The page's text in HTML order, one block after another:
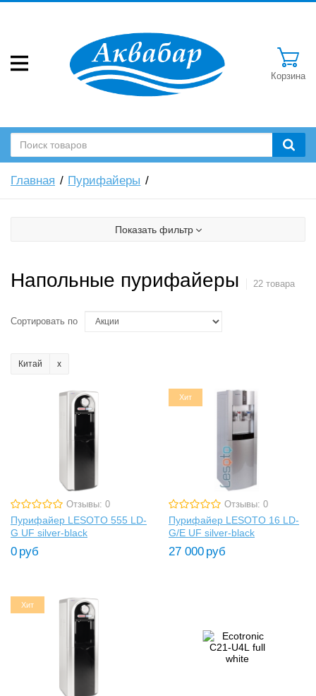
Корзина
Главная Пурифайеры
Показать фильтр
Напольные пурифайеры 22 товара
Сортировать по
Китай
Отзывы: 0
Пурифайер LESOTO 555 LD-
G UF silver-black
0 руб
Хит
Отзывы: 0
Пурифайер LESOTO 16 LD-
G/E UF silver-black
27 000 руб
Хит